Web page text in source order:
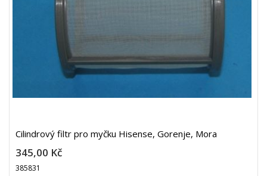
Cilindrový filtr pro myčku Hisense, Gorenje, Mora
345,00 Kč
385831